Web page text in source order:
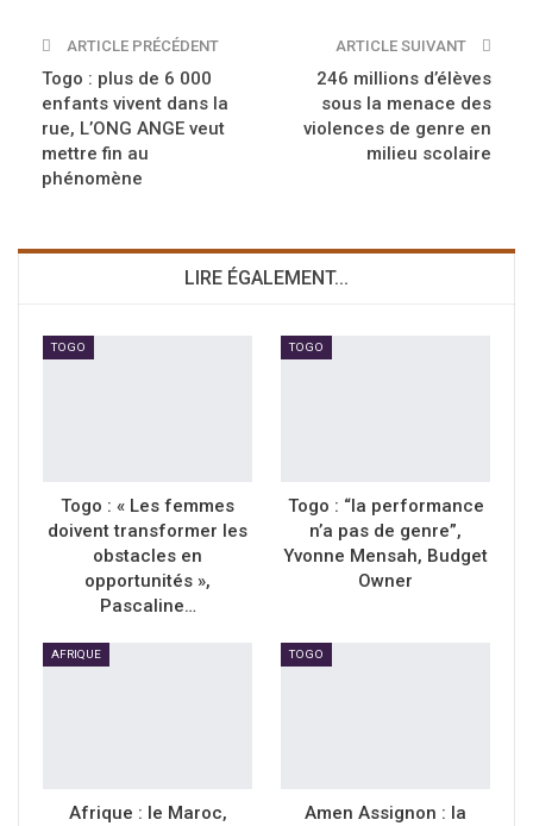
ARTICLE PRÉCÉDENT
Togo : plus de 6 000
enfants vivent dans la
rue, L’ONG ANGE veut
mettre fin au
phénomène
ARTICLE SUIVANT
246 millions d’élèves
sous la menace des
violences de genre en
milieu scolaire
LIRE ÉGALEMENT...
TOGO
Togo : « Les femmes
doivent transformer les
obstacles en
opportunités »,
Pascaline…
TOGO
Togo : “la performance
n’a pas de genre”,
Yvonne Mensah, Budget
Owner
AFRIQUE
Afrique : le Maroc,
TOGO
Amen Assignon : la